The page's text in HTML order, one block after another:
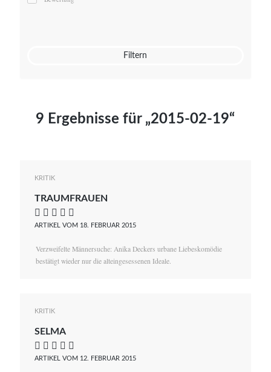
Mato von Vogelstein
Filtern
9 Ergebnisse für „2015-02-19“
KRITIK
TRAUMFRAUEN
    
ARTIKEL VOM 18. FEBRUAR 2015
Verzweifelte Männersuche: Anika Deckers urbane Liebeskomödie
bestätigt wieder nur die alteingesessenen Ideale.
KRITIK
SELMA
    
ARTIKEL VOM 12. FEBRUAR 2015